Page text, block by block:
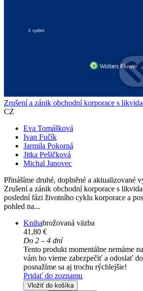
Zrušení a zánik obchodní korporace s
CZ
Eva Tomášková
Ivan Fučík
Jarmila Pokorná
Jitka Pešičková
Michal Janovec
Přinášíme druhé, doplněné a aktualizované
Zrušení a zánik obchodní korporace s
poslední fázi životního cyklu korporace a
pohled na...
Knihabrožovaná väzba
41,80 €
Do 2 – 4 dní
Tento produkt momentálne nemáme
vám ho vieme zabezpečiť a odoslať
posnažíme sa aj trochu rýchlejšie!
Pridať do zoznamu
Vložiť do košíka